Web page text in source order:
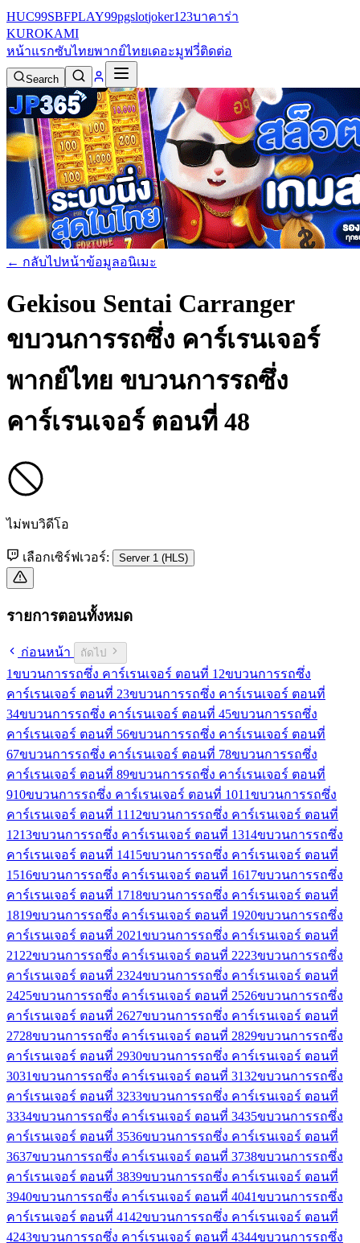
HUC99SBFPLAY99pgslotjoker123บาคาร่า
KUROKAMI
หน้าแรกซับไทยพากย์ไทยเดอะมูฟวี่ติดต่อ
Search
← กลับไปหน้าข้อมูลอนิเมะ
Gekisou Sentai Carranger
ขบวนการรถซึ่ง คาร์เรนเจอร์
พากย์ไทย ขบวนการรถซึ่ง
คาร์เรนเจอร์ ตอนที่ 48
ไม่พบวิดีโอ
เลือกเซิร์ฟเวอร์: Server 1 (HLS)
รายการตอนทั้งหมด
ก่อนหน้า ถัดไป
1ขบวนการรถซึ่ง คาร์เรนเจอร์ ตอนที่ 1 2ขบวนการรถซึ่ง
คาร์เรนเจอร์ ตอนที่ 23ขบวนการรถซึ่ง คาร์เรนเจอร์ ตอนที่
34ขบวนการรถซึ่ง คาร์เรนเจอร์ ตอนที่ 45ขบวนการรถซึ่ง
คาร์เรนเจอร์ ตอนที่ 56ขบวนการรถซึ่ง คาร์เรนเจอร์ ตอนที่
67ขบวนการรถซึ่ง คาร์เรนเจอร์ ตอนที่ 78ขบวนการรถซึ่ง
คาร์เรนเจอร์ ตอนที่ 89ขบวนการรถซึ่ง คาร์เรนเจอร์ ตอนที่
910ขบวนการรถซึ่ง คาร์เรนเจอร์ ตอนที่ 1011ขบวนการรถซึ่ง
คาร์เรนเจอร์ ตอนที่ 11 12ขบวนการรถซึ่ง คาร์เรนเจอร์ ตอนที่
1213ขบวนการรถซึ่ง คาร์เรนเจอร์ ตอนที่ 1314ขบวนการรถซึ่ง
คาร์เรนเจอร์ ตอนที่ 1415ขบวนการรถซึ่ง คาร์เรนเจอร์ ตอนที่
1516ขบวนการรถซึ่ง คาร์เรนเจอร์ ตอนที่ 1617ขบวนการรถซึ่ง
คาร์เรนเจอร์ ตอนที่ 1718ขบวนการรถซึ่ง คาร์เรนเจอร์ ตอนที่
1819ขบวนการรถซึ่ง คาร์เรนเจอร์ ตอนที่ 1920ขบวนการรถซึ่ง
คาร์เรนเจอร์ ตอนที่ 2021ขบวนการรถซึ่ง คาร์เรนเจอร์ ตอนที่
21 22ขบวนการรถซึ่ง คาร์เรนเจอร์ ตอนที่ 2223ขบวนการรถซึ่ง
คาร์เรนเจอร์ ตอนที่ 2324ขบวนการรถซึ่ง คาร์เรนเจอร์ ตอนที่
2425ขบวนการรถซึ่ง คาร์เรนเจอร์ ตอนที่ 2526ขบวนการรถซึ่ง
คาร์เรนเจอร์ ตอนที่ 2627ขบวนการรถซึ่ง คาร์เรนเจอร์ ตอนที่
2728ขบวนการรถซึ่ง คาร์เรนเจอร์ ตอนที่ 2829ขบวนการรถซึ่ง
คาร์เรนเจอร์ ตอนที่ 2930ขบวนการรถซึ่ง คาร์เรนเจอร์ ตอนที่
3031ขบวนการรถซึ่ง คาร์เรนเจอร์ ตอนที่ 3132ขบวนการรถซึ่ง
คาร์เรนเจอร์ ตอนที่ 3233ขบวนการรถซึ่ง คาร์เรนเจอร์ ตอนที่
3334ขบวนการรถซึ่ง คาร์เรนเจอร์ ตอนที่ 3435ขบวนการรถซึ่ง
คาร์เรนเจอร์ ตอนที่ 3536ขบวนการรถซึ่ง คาร์เรนเจอร์ ตอนที่
3637ขบวนการรถซึ่ง คาร์เรนเจอร์ ตอนที่ 3738ขบวนการรถซึ่ง
คาร์เรนเจอร์ ตอนที่ 3839ขบวนการรถซึ่ง คาร์เรนเจอร์ ตอนที่
3940ขบวนการรถซึ่ง คาร์เรนเจอร์ ตอนที่ 4041ขบวนการรถซึ่ง
คาร์เรนเจอร์ ตอนที่ 4142ขบวนการรถซึ่ง คาร์เรนเจอร์ ตอนที่
4243ขบวนการรถซึ่ง คาร์เรนเจอร์ ตอนที่ 4344ขบวนการรถซึ่ง